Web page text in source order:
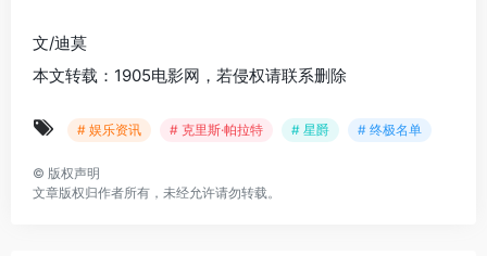
文/迪莫
本文转载：1905电影网，若侵权请联系删除
# 娱乐资讯 # 克里斯·帕拉特 # 星爵 # 终极名单
© 版权声明
文章版权归作者所有，未经允许请勿转载。